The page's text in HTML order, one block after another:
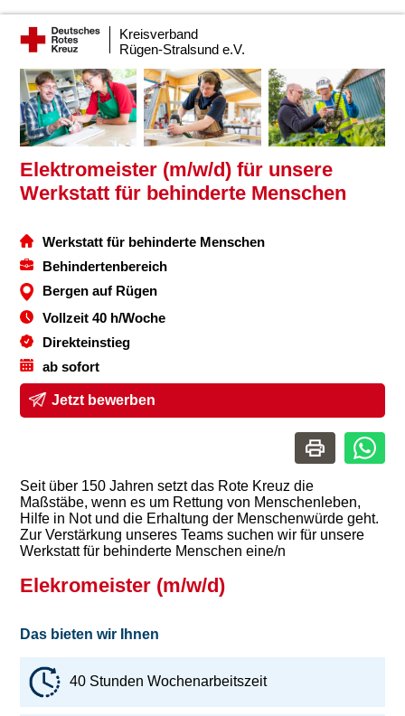
Kreisverband
Rügen-Stralsund e.V.
Elektromeister (m/w/d) für unsere
Werkstatt für behinderte Menschen
Werkstatt für behinderte Menschen
Behindertenbereich
Bergen auf Rügen
Vollzeit 40 h/Woche
Direkteinstieg
ab sofort
Jetzt bewerben
Seit über 150 Jahren setzt das Rote Kreuz die
Maßstäbe, wenn es um Rettung von Menschenleben,
Hilfe in Not und die Erhaltung der Menschenwürde geht.
Zur Verstärkung unseres Teams suchen wir für unsere
Werkstatt für behinderte Menschen eine/n
Elekromeister (m/w/d)
Das bieten wir Ihnen
40 Stunden Wochenarbeitszeit